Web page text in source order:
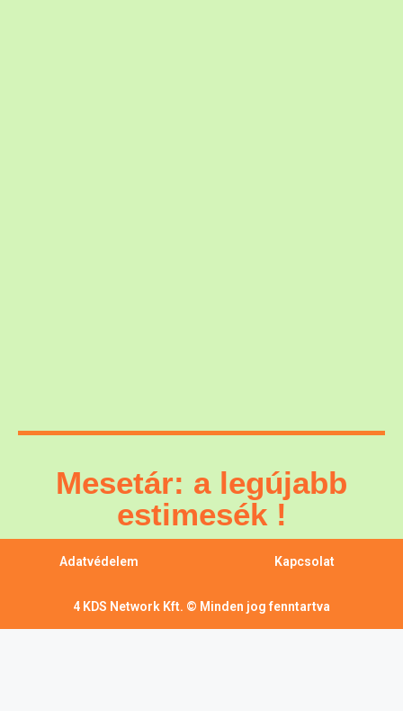
Mesetár: a legújabb
estimesék !
Adatvédelem Kapcsolat
4 KDS Network Kft. © Minden jog fenntartva